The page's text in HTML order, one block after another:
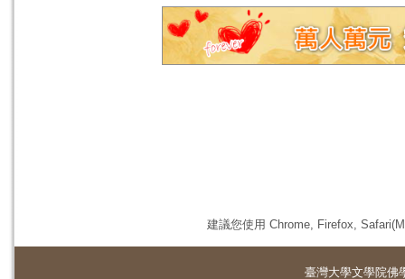
建議您使用 Chrome, Firefox,
臺灣大學文學院佛